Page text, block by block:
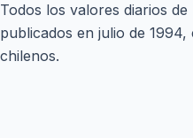
Todos los valores diarios
publicados en julio de
chilenos.